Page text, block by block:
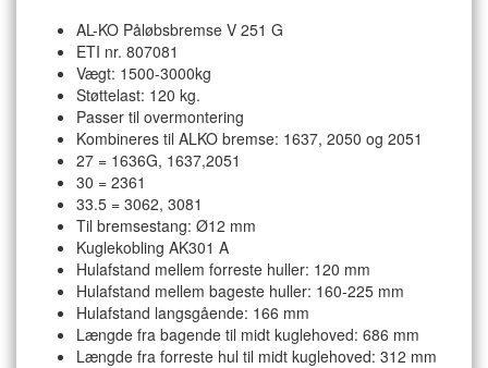
AL-KO Påløbsbremse V 251 G
ETI nr. 807081
Vægt: 1500-3000kg
Støttelast: 120 kg.
Passer til overmontering
Kombineres til ALKO bremse: 1637, 2050 og 2051
27 = 1636G, 1637,2051
30 = 2361
33.5 = 3062, 3081
Til bremsestang: Ø12 mm
Kuglekobling AK301 A
Hulafstand mellem forreste huller: 120 mm
Hulafstand mellem bageste huller: 160-225 mm
Hulafstand langsgående: 166 mm
Længde fra bagende til midt kuglehoved: 686 mm
Længde fra forreste hul til midt kuglehoved: 312 mm